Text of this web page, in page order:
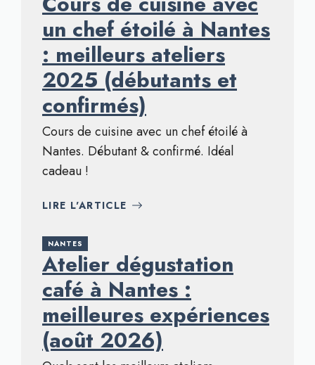
un chef étoilé à Nantes
: meilleurs ateliers
2025 (débutants et
confirmés)
Cours de cuisine avec un chef étoilé à
Nantes. Débutant & confirmé. Idéal
cadeau !
LIRE L'ARTICLE
NANTES
Atelier dégustation
café à Nantes :
meilleures expériences
(août 2026)